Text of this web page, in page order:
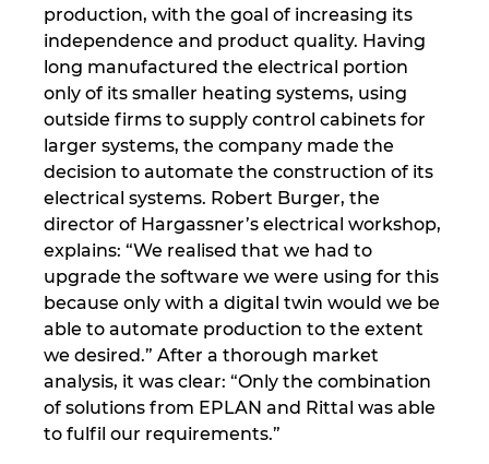
production, with the goal of increasing its
independence and product quality. Having
long manufactured the electrical portion
only of its smaller heating systems, using
outside firms to supply control cabinets for
larger systems, the company made the
decision to automate the construction of its
electrical systems. Robert Burger, the
director of Hargassner’s electrical workshop,
explains: “We realised that we had to
upgrade the software we were using for this
because only with a digital twin would we be
able to automate production to the extent
we desired.” After a thorough market
analysis, it was clear: “Only the combination
of solutions from EPLAN and Rittal was able
to fulfil our requirements.”
Portugali
Puola
Ranska
Romania
Ruotsi
Saksa
Serbia
Singapore